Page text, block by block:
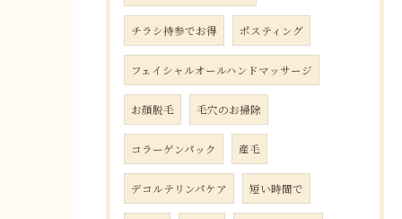
チラシ持参でお得 ポスティング
フェイシャルオールハンドマッサージ
お顔脱毛 毛穴のお掃除
コラーゲンパック 産毛
デコルテリンパケア 短い時間で